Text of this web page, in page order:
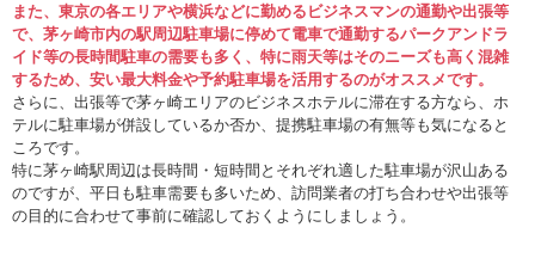
また、東京の各エリアや横浜などに勤めるビジネスマンの通勤や出張等
で、茅ヶ崎市内の駅周辺駐車場に停めて電車で通勤するパークアンドラ
イド等の長時間駐車の需要も多く、特に雨天等はそのニーズも高く混雑
するため、安い最大料金や予約駐車場を活用するのがオススメです。
さらに、出張等で茅ヶ崎エリアのビジネスホテルに滞在する方なら、ホ
テルに駐車場が併設しているか否か、提携駐車場の有無等も気になると
ころです。
特に茅ヶ崎駅周辺は長時間・短時間とそれぞれ適した駐車場が沢山ある
のですが、平日も駐車需要も多いため、訪問業者の打ち合わせや出張等
の目的に合わせて事前に確認しておくようにしましょう。